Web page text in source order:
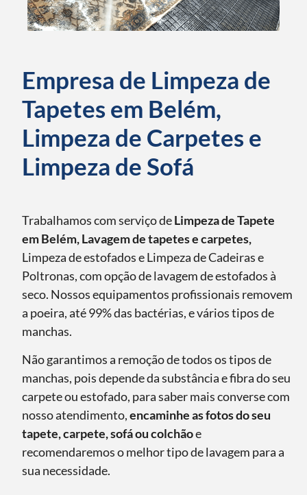
Empresa de Limpeza de
Tapetes em Belém,
Limpeza de Carpetes e
Limpeza de Sofá
Trabalhamos com serviço deLimpeza de Tapete
em Belém, Lavagem de tapetes e carpetes,
Limpeza de estofados e Limpeza de Cadeiras e
Poltronas, com opção de lavagem de estofados à
seco. Nossos equipamentos profissionais removem
a poeira, até 99% das bactérias, e vários tipos de
manchas.
Não garantimos a remoção de todos os tipos de
manchas, pois depende da substância e fibra do seu
carpete ou estofado, para saber mais converse com
nosso atendimento,encaminhe as fotos do seu
tapete, carpete, sofá ou colchãoe
recomendaremos o melhor tipo de lavagem para a
sua necessidade.